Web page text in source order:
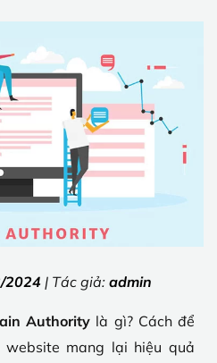
2024| Tác giả: admin
Authority là gì? Cách để
mang lại hiệu quả